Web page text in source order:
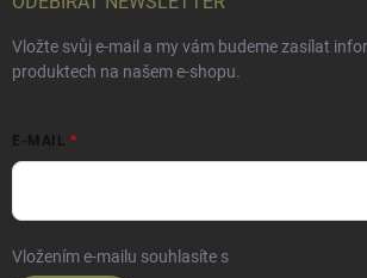
Vložte svůj e-mail a my vám budeme zasílat
produktech na našem e-shopu.
E-MAIL
Vložením e-mailu souhlasíte s